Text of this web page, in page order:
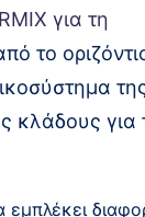
για τη
το
κλάδους για
εμπλέκει